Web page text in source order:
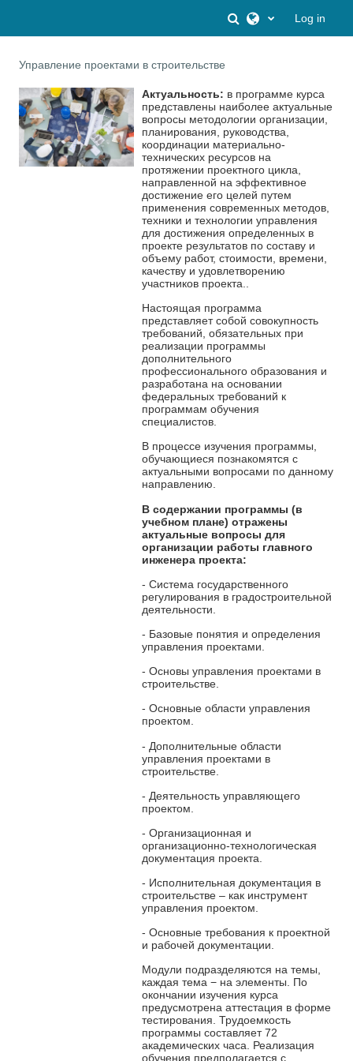
Toggle search
Log in
Управление проектами в строительстве
Актуальность: в программе курса
представлены наиболее актуальные
вопросы методологии организации,
планирования, руководства,
координации материально-
технических ресурсов на
протяжении проектного цикла,
направленной на эффективное
достижение его целей путем
применения современных методов,
техники и технологии управления
для достижения определенных в
проекте результатов по составу и
объему работ, стоимости, времени,
качеству и удовлетворению
участников проекта..
Настоящая программа
представляет собой совокупность
требований, обязательных при
реализации программы
дополнительного
профессионального образования и
разработана на основании
федеральных требований к
программам обучения
специалистов.
В процессе изучения программы,
обучающиеся познакомятся с
актуальными вопросами по данному
направлению.
В содержании программы (в
учебном плане) отражены
актуальные вопросы для
организации работы главного
инженера проекта:
- Система государственного
регулирования в градостроительной
деятельности.
- Базовые понятия и определения
управления проектами.
- Основы управления проектами в
строительстве.
- Основные области управления
проектом.
- Дополнительные области
управления проектами в
строительстве.
- Деятельность управляющего
проектом.
- Организационная и
организационно-технологическая
документация проекта.
- Исполнительная документация в
строительстве – как инструмент
управления проектом.
- Основные требования к проектной
и рабочей документации.
Модули подразделяются на темы,
каждая тема − на элементы. По
окончании изучения курса
предусмотрена аттестация в форме
тестирования. Трудоемкость
программы составляет 72
академических часа. Реализация
обучения предполагается с